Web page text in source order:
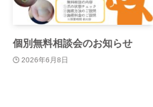
個別無料相談会のお知らせ
2026年6月8日